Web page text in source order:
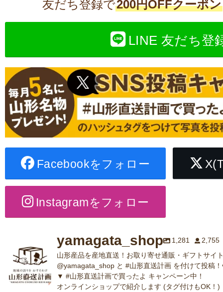
友だち登録で200円OFFクーポン
LINE 友だち登
Facebookをフォロー
Instagramをフォロー
yamagata_shop 1,281
2,755
山形産品を産地直送！お取り寄せ通販・ギフトサイ
@yamagata_shop と #山形直送計画 を付けて投稿
▼ #山形直送計画で買ったよ キャンペーン中！
オンラインショップで紹介します (タグ付けもOK！)